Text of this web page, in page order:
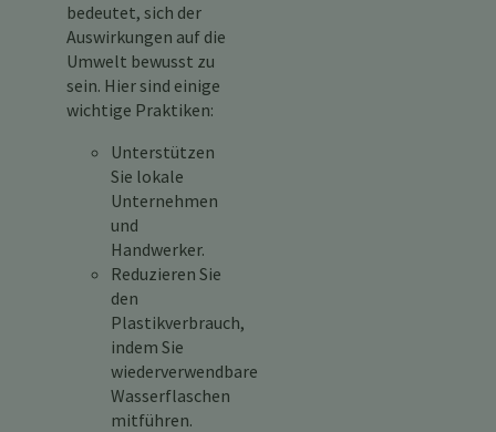
bedeutet, sich der
Auswirkungen auf die
Umwelt bewusst zu
sein. Hier sind einige
wichtige Praktiken:
Unterstützen
Sie lokale
Unternehmen
und
Handwerker.
Reduzieren Sie
den
Plastikverbrauch,
indem Sie
wiederverwendbare
Wasserflaschen
mitführen.